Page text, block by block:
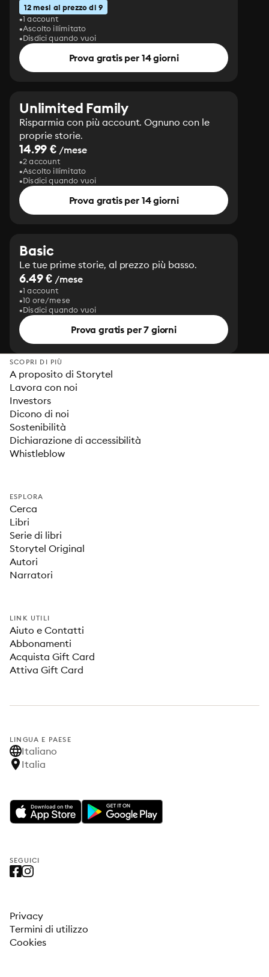
12 mesi al prezzo di 9
1 account
Ascolto illimitato
Disdici quando vuoi
Prova gratis per 14 giorni
Unlimited Family
Risparmia con più account. Ognuno con le
proprie storie.
14.99 € /mese
2 account
Ascolto illimitato
Disdici quando vuoi
Prova gratis per 14 giorni
Basic
Le tue prime storie, al prezzo più basso.
6.49 € /mese
1 account
10 ore/mese
Disdici quando vuoi
Prova gratis per 7 giorni
SCOPRI DI PIÙ
A proposito di Storytel
Lavora con noi
Investors
Dicono di noi
Sostenibilità
Dichiarazione di accessibilità
Whistleblow
ESPLORA
Cerca
Libri
Serie di libri
Storytel Original
Autori
Narratori
LINK UTILI
Aiuto e Contatti
Abbonamenti
Acquista Gift Card
Attiva Gift Card
LINGUA E PAESE
Italiano
Italia
SEGUICI
Privacy
Termini di utilizzo
Cookies